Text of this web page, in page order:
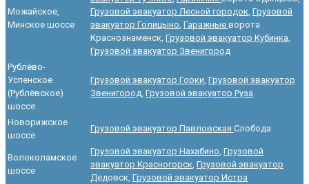
Можайское,
Минское шоссе
Грузовой эвакуатор Лесной городок, Грузовой
эвакуатор Голицыно, Гаражные ворота
Краснознаменск, Грузовой эвакуатор Кубинка,
Грузовой эвакуатор Звенигород
Рублёво-
Успенское
(Рублёвское)
шоссе
Грузовой эвакуатор Горки, Грузовой эвакуатор
Звенигород, Грузовой эвакуатор Руза
Новорижское
шоссе
Грузовой эвакуатор Павловская Слобода
Волоколамское
шоссе
Грузовой эвакуатор Нахабино, Грузовой
эвакуатор Красногорск, Грузовой эвакуатор
Дедовск, Грузовой эвакуатор Истра